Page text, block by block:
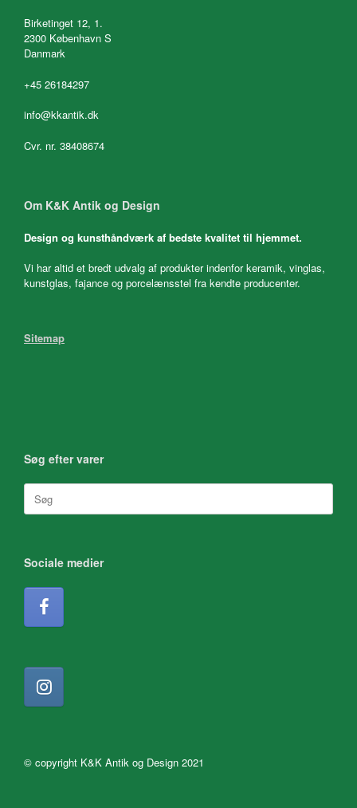
Birketinget 12, 1.
2300 København S
Danmark
+45 26184297
info@kkantik.dk
Cvr. nr. 38408674
Om K&K Antik og Design
Design og kunsthåndværk af bedste kvalitet til hjemmet.
Vi har altid et bredt udvalg af produkter indenfor keramik, vinglas,
kunstglas, fajance og porcelænsstel fra kendte producenter.
Sitemap
Søg efter varer
efter:
Sociale medier
© copyright K&K Antik og Design 2021